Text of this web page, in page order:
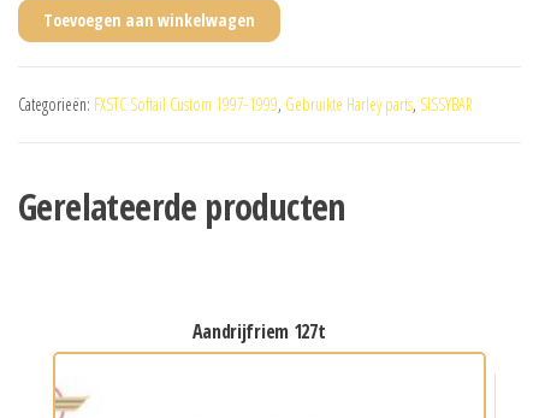
Toevoegen aan winkelwagen
Categorieën: FXSTC Softail Custom 1997-1999, Gebruikte Harley parts, SISSYBAR
Gerelateerde producten
aandrijfriem 127t